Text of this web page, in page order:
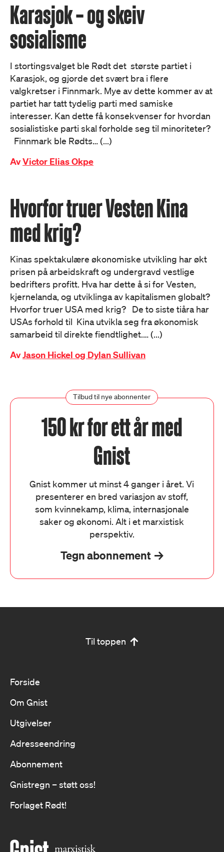
Karasjok – og skeiv
sosialisme
I stortingsvalget ble Rødt det største partiet i
Karasjok, og gjorde det svært bra i flere
valgkretser i Finnmark. Mye av dette kommer av at
partiet har tatt tydelig parti med samiske
interesser. Kan dette få konsekvenser for hvordan
sosialistiske parti skal forholde seg til minoriteter?
Finnmark ble Rødts… (...)
AvVictor Elias Okpe
Hvorfor truer Vesten Kina
med krig?
Kinas spektakulære økonomiske utvikling har økt
prisen på arbeidskraft og undergravd vestlige
bedrifters profitt. Hva har dette å si for Vesten,
kjernelanda, og utviklinga av kapitalismen globalt?
Hvorfor truer USA med krig? De to siste tiåra har
USAs forhold til Kina utvikla seg fra økonomisk
samarbeid til direkte fiendtlighet.… (...)
AvJason Hickel og Dylan Sullivan
Tilbud til nye abonnenter
150 kr for ett år med
Gnist
Gnist kommer ut minst 4 ganger i året. Vi
presenterer en bred variasjon av stoff,
som kvinnekamp, klima, internasjonale
saker og økonomi. Alt i et marxistisk
perspektiv.
Tegn abonnement
Til toppen
Forside
Om Gnist
Utgivelser
Adresseendring
Abonnement
Gnistregn – støtt oss!
Forlaget Rødt!